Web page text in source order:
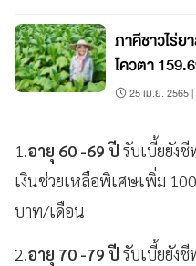
ภาคีชาวไร่ย
โควตา
25 เม.ย. 2565
1.อายุ 60 -69 ปี รับเบี้ยยัง
เงินช่วยเหลือพิเศษเพิ่ม
บาท/เดือน
2.อายุ 70 -79 ปี รับเบี้ยยัง